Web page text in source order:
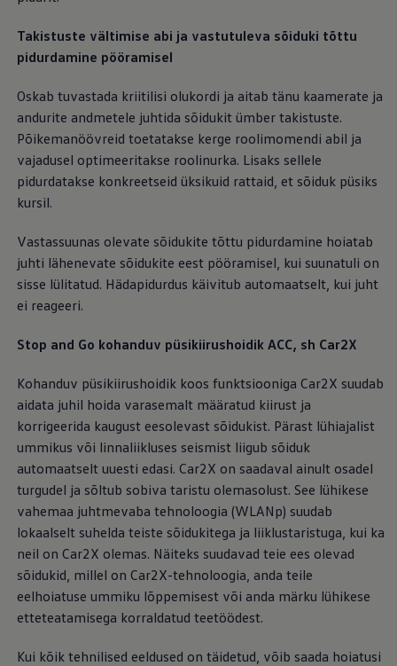
Avarii- ja rikkeabi
Volkswageni teenindus
Sise- ja väliskaitse
Transpordi- ja pagasilahendused
Meelelahutus ja elektroonika
Isikupärastamine
Seinalaadija ja laadimiskaablid
Klienditeave
Ringlussevõtt ja tagastamine
Teie Volkswageni uusimad
Teie Volkswageni uusimad
Digitaalne juhend
myVolkswagen
Takata turvapadja ohutusalane tagasikutsumine
Takistuste vältimise abi ja vastutuleva sõiduki tõttu
pidurdamine pööramisel
Oskab tuvastada kriitilisi olukordi ja aitab tänu kaamerate ja
andurite andmetele juhtida sõidukit ümber takistuste.
Põikemanöövreid toetatakse kerge roolimomendi abil ja
vajadusel optimeeritakse roolinurka. Lisaks sellele
pidurdatakse konkreetseid üksikuid rattaid, et sõiduk püsiks
kursil.
Vastassuunas olevate sõidukite tõttu pidurdamine hoiatab
juhti lähenevate sõidukite eest pööramisel, kui suunatuli on
sisse lülitatud. Hädapidurdus käivitub automaatselt, kui juht
ei reageeri.
Stop and Go kohanduv püsikiirushoidik ACC, sh Car2X
Kohanduv püsikiirushoidik koos funktsiooniga Car2X suudab
aidata juhil hoida varasemalt määratud kiirust ja
korrigeerida kaugust eesolevast sõidukist. Pärast lühiajalist
ummikus või linnaliikluses seismist liigub sõiduk
automaatselt uuesti edasi. Car2X on saadaval ainult osadel
turgudel ja sõltub sobiva taristu olemasolust. See lühikese
vahemaa juhtmevaba tehnoloogia (WLANp) suudab
lokaalselt suhelda teiste sõidukitega ja liiklustaristuga, kui ka
neil on Car2X olemas. Näiteks suudavad teie ees olevad
sõidukid, millel on Car2X-tehnoloogia, anda teile
eelhoiatuse ummiku lõppemisest või anda märku lühikese
etteteatamisega korraldatud teetöödest.
Kui kõik tehnilised eeldused on täidetud, võib saada hoiatusi